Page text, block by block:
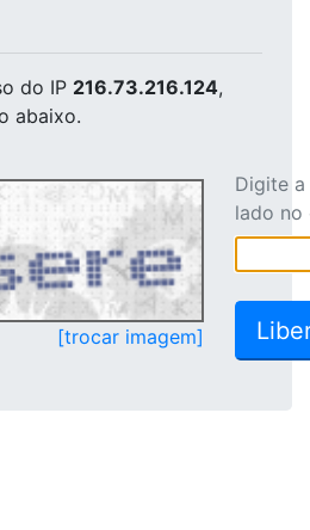
do IP 216.73.216.124,
abaixo.
[trocar imagem]
Digite
lado no